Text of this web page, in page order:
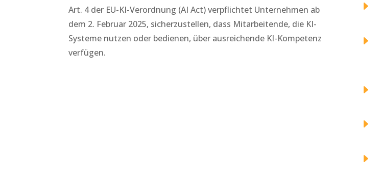
Art. 4 der EU-KI-Verordnung (AI Act) verpflichtet Unternehmen ab
dem 2. Februar 2025, sicherzustellen, dass Mitarbeitende, die KI-
Systeme nutzen oder bedienen, über ausreichende KI-Kompetenz
verfügen.
E
E
E
E
E